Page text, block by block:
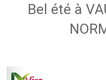
Bel été à